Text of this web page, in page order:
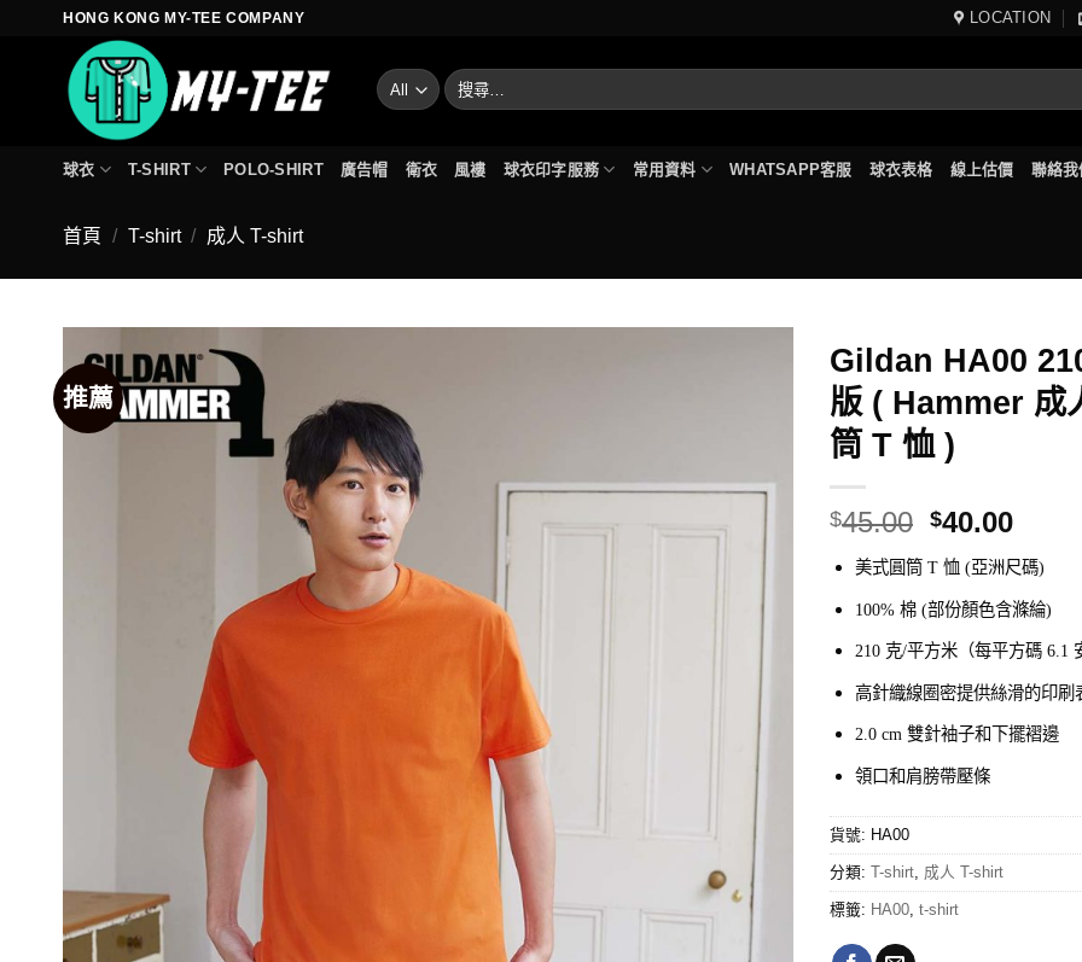
HONG KONG MY-TEE COMPANY LOCATION
搜
尋
字:
球衣 T-SHIRT POLO-SHIRT 廣告帽 衛衣 風褸 球衣印字服務 常用資料 WHATSAPP客服 球衣表格 線上估價 聯絡我
首頁 / T-shirt / 成人 T-shirt
推薦
Gildan HA00
版 ( Hammer 成
筒 T 恤 )
$45.00 Original
price
was:
$45.00.
$40.00
is:
美式圓筒 T 恤 (亞洲尺碼)
100% 棉 (部份顏色含滌綸)
210 克/平方米（每平方碼 6.1
高針織線圈密提供絲滑的印刷
2.0 cm 雙針袖子和下擺褶邊
領口和肩膀帶壓條
貨號: HA00
分類: T-shirt 成人 T-shirt
標籤: HA00 t-shirt